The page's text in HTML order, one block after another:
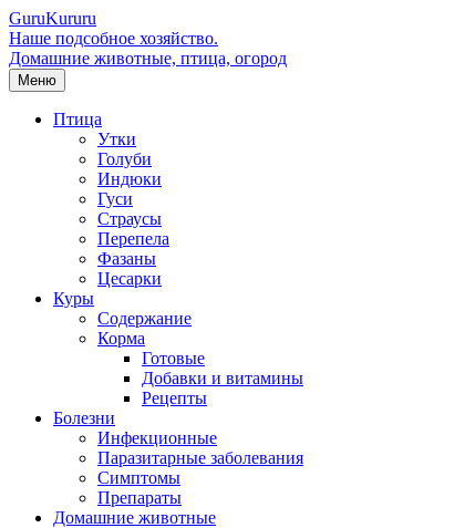
GuruKururu
Наше подсобное хозяйство.
Домашние животные, птица, огород
Меню
Птица
Утки
Голуби
Индюки
Гуси
Страусы
Перепела
Фазаны
Цесарки
Куры
Содержание
Корма
Готовые
Добавки и витамины
Рецепты
Болезни
Инфекционные
Паразитарные заболевания
Симптомы
Препараты
Домашние животные